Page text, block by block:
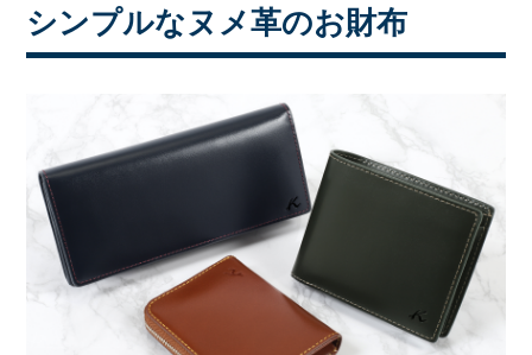
シンプルなヌメ革のお財布